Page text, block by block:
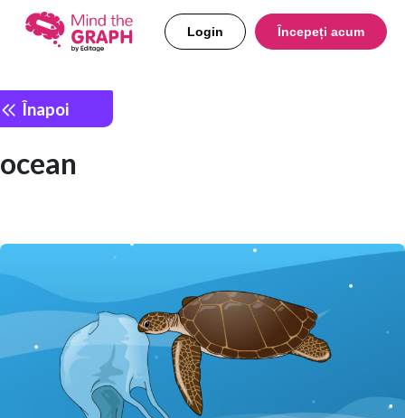
Login Începeți acum
Înapoi
ocean